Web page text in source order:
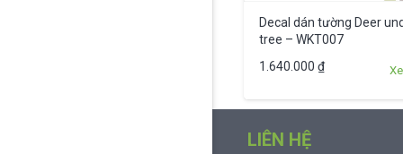
Decal dán tường Deer
tree – WKT007
1.640.000 ₫
LIÊN HỆ